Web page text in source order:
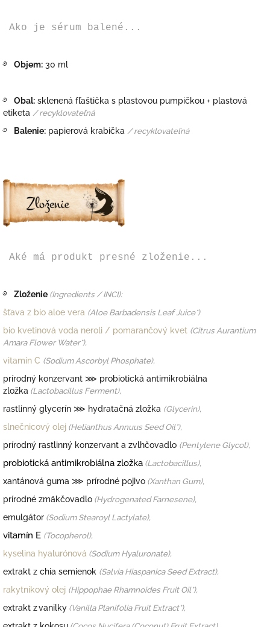
Ako je sérum balené...
࿔ Objem: 30 ml
࿔ Obal: sklenená fľaštička s plastovou pumpičkou + plastová
etiketa / recyklovateľná
࿔
Balenie: papierová krabička / recyklovateľná
Aké má produkt presné zloženie...
࿔ Zloženie (Ingredients / INCI):
šťava z bio aloe vera (Aloe Barbadensis Leaf Juice*)
bio kvetinová voda neroli / pomarančový kvet (Citrus Aurantium
Amara Flower Water*),
vitamín C (Sodium Ascorbyl Phosphate),
prírodný konzervant ⋙ probiotická antimikrobiálna
zložka (Lactobacillus Ferment),
rastlinný glycerín ⋙ hydratačná zložka (Glycerin),
slnečnicový olej (Helianthus Annuus Seed Oil*),
prírodný rastlinný konzervant a zvlhčovadlo (Pentylene Glycol),
probiotická antimikrobiálna zložka (Lactobacillus),
xantánová guma ⋙ prírodné pojivo (Xanthan Gum),
prírodné zmäkčovadlo (Hydrogenated Farnesene),
emulgátor (Sodium Stearoyl Lactylate),
vitamín E (Tocopherol),
kyselina hyalurónová (Sodium Hyaluronate),
extrakt z chia semienok (Salvia Hiaspanica Seed Extract),
rakytníkový olej (Hippophae Rhamnoides Fruit Oil*),
extrakt z vanilky (Vanilla Planifolia Fruit Extract*),